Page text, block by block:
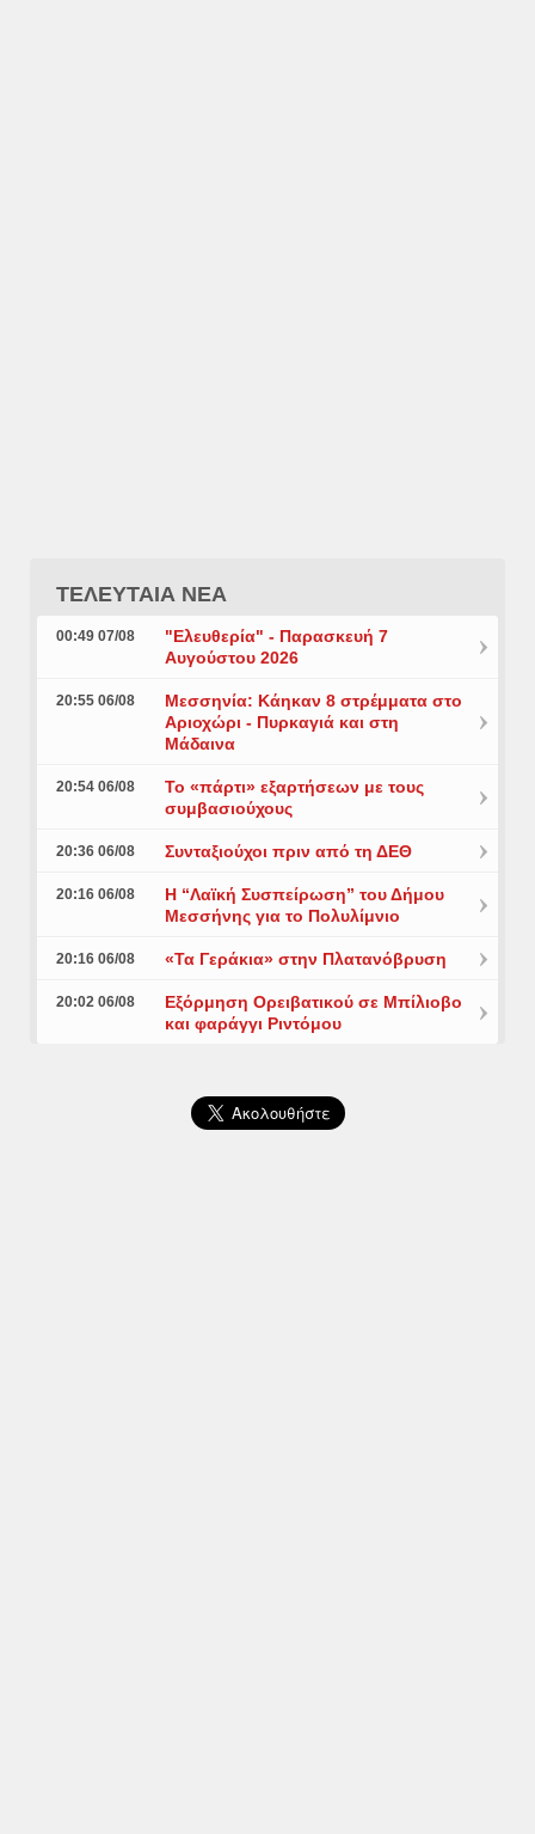
ΤΕΛΕΥΤΑΙΑ ΝΕΑ
00:49 07/08
"Ελευθερία" - Παρασκευή 7
Αυγούστου 2026
20:55 06/08
Μεσσηνία: Κάηκαν 8 στρέμματα στο
Αριοχώρι - Πυρκαγιά και στη
Μάδαινα
20:54 06/08
Το «πάρτι» εξαρτήσεων με τους
συμβασιούχους
20:36 06/08 Συνταξιούχοι πριν από τη ΔΕΘ
20:16 06/08
Η “Λαϊκή Συσπείρωση” του Δήμου
Μεσσήνης για το Πολυλίμνιο
20:16 06/08 «Τα Γεράκια» στην Πλατανόβρυση
20:02 06/08
Εξόρμηση Ορειβατικού σε Μπίλιοβο
και φαράγγι Ριντόμου